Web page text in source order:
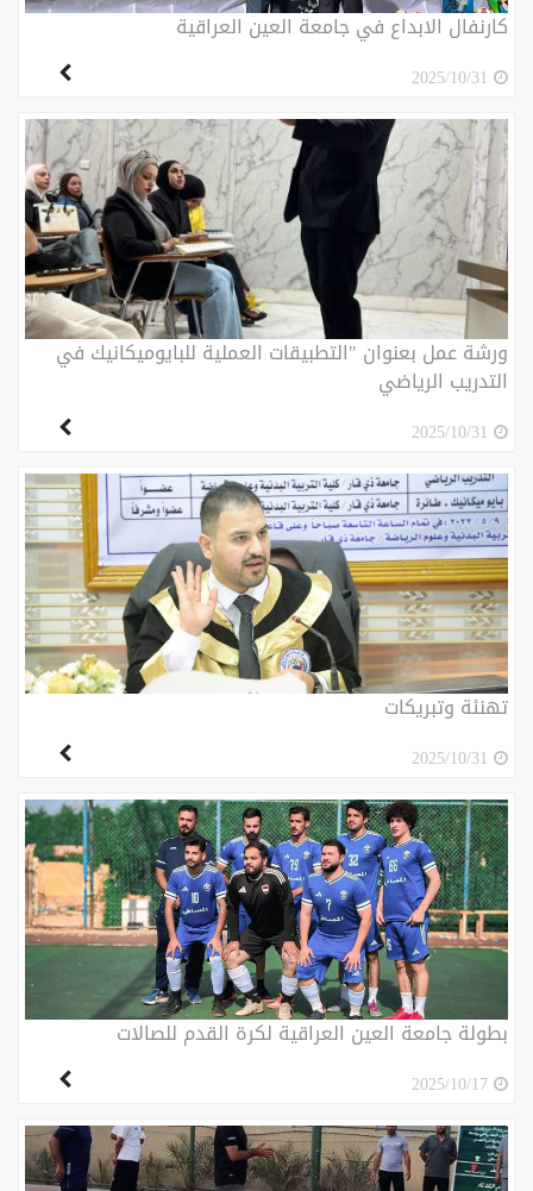
كارنفال الابداع في جامعة العين العراقية
2025/10/31
ورشة عمل بعنوان "التطبيقات العملية للبايوميكانيك في
التدريب الرياضي
2025/10/31
تهنئة وتبريكات
2025/10/31
بطولة جامعة العين العراقية لكرة القدم للصالات
2025/10/17